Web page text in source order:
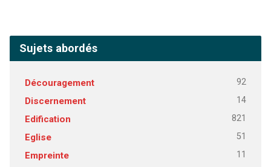
Sujets abordés
Découragement 92
Discernement 14
Edification 821
Eglise 51
Empreinte 11